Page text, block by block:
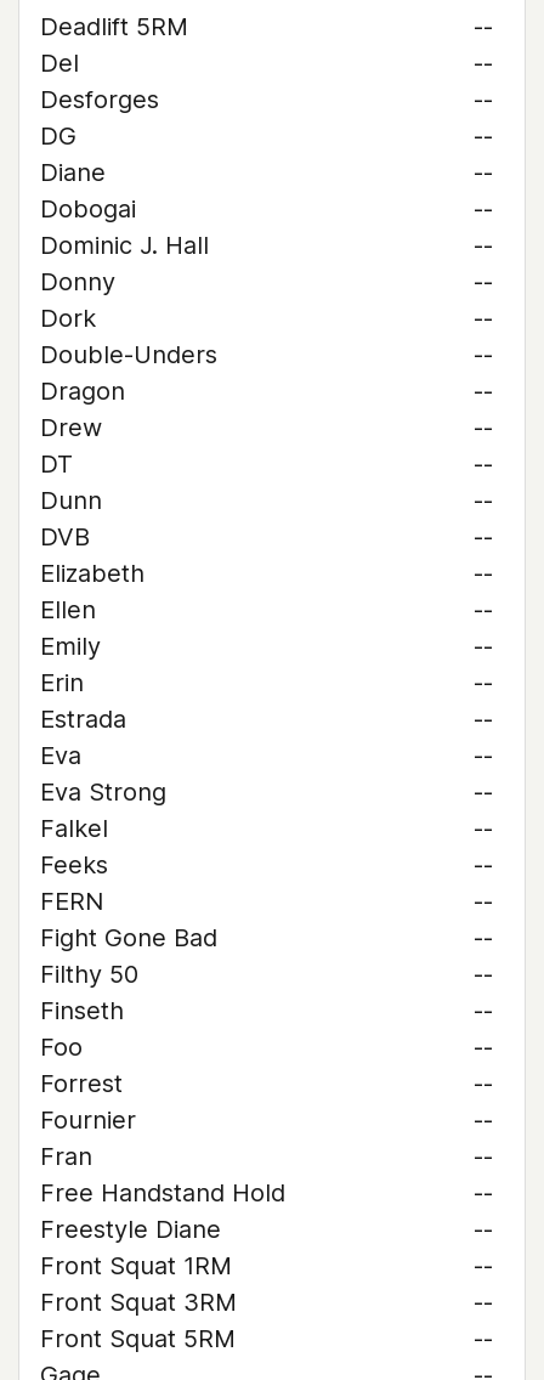
Deadlift 5RM
--
Del
--
Desforges
--
DG
--
Diane
--
Dobogai
--
Dominic J. Hall
--
Donny
--
Dork
--
Double-Unders
--
Dragon
--
Drew
--
DT
--
Dunn
--
DVB
--
Elizabeth
--
Ellen
--
Emily
--
Erin
--
Estrada
--
Eva
--
Eva Strong
--
Falkel
--
Feeks
--
FERN
--
Fight Gone Bad
--
Filthy 50
--
Finseth
--
Foo
--
Forrest
--
Fournier
--
Fran
--
Free Handstand Hold
--
Freestyle Diane
--
Front Squat 1RM
--
Front Squat 3RM
--
Front Squat 5RM
--